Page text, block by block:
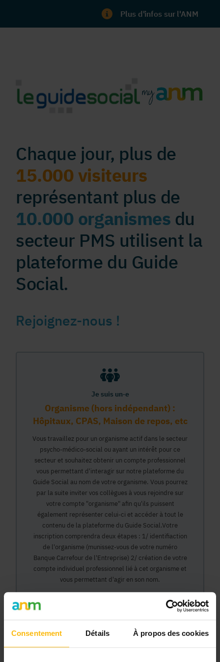
Consentement Détails À propos des cookies
Plus d'infos sur l'ANM
Chaque jour, plus de
15.000 visiteurs
représentant plus de
10.000 organismes du
secteur PMS utilisent la
plateforme du Guide
Social.
Rejoignez-nous !
Je suis un·e
Organisme (hors indépendant) :
Hôpitaux, CPAS, Maison de repos, etc
Vous travaillez pour un organisme actif dans le secteur
psycho-médico-social ou ayant un intérêt pour ce
secteur et souhaitez obtenir un compte professionnel
vous permettant d'interagir sur notre plateforme du
Guide Social au nom de votre organisme. Vous pourrez
par la suite inviter vos collègues à vous rejoindre sur
votre compte "organisme" afin qu'ils puissent
également représenter celui-ci et accéder à tout le
contenu de la plateforme du Guide Social.Votre
inscription comprendra deux étapes : 1/ identifiaction
de l'organisme (munissez-vous de votre numéro
Banque Carrefour de l'Entreprise) 2/ création de votre
compte individuel professionnel lié à cet organisme et
vous permettant d'agir en son nom.